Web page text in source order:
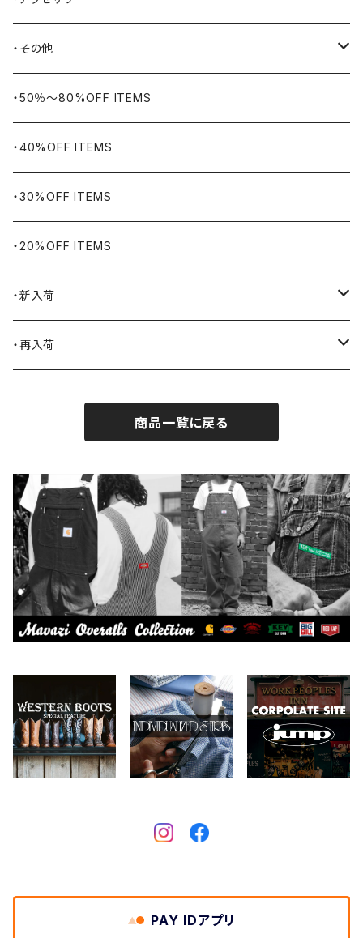
BIG BILL
WORKERS BIGDAY
BHADUR
Bills KHAKIS
BLUCO
Blundstone
BLACK JACK BOOTS
BY ROBERT JAMES
CAMBER
Carhartt
Collonil
CONVERSE
Crescent Down Works
バングル・ブレスレット
リング
ネックレス・ペンダント
ピンズ・ブローチ
腕時計
・その他
ヴィンテージ
アウトドア用品
ナバホラグ・ビンテージラグ
ブランケット
食品
ライター
エプロン
バイク用品
ケア用品
本、写真集
・50％〜80%OFF ITEMS
・40%OFF ITEMS
・30%OFF ITEMS
・20%OFF ITEMS
・新入荷
2026.7.31
2026.7.6
2026.6.29
・再入荷
2026.7.23
2026.6.27
2026.6.14
商品一覧に戻る
PAY IDアプリ